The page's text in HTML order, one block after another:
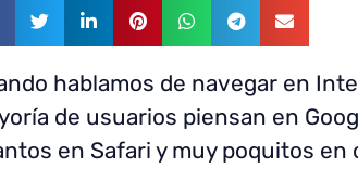
hablamos de navegar en
de usuarios piensan en
en Safari y muy poquitos en